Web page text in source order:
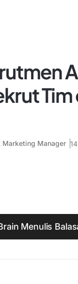
Tim
Marketing Manager
Menulis